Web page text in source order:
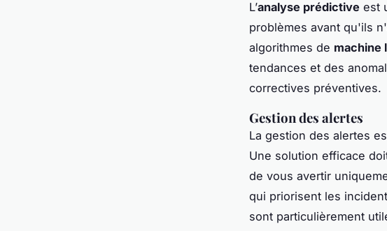
L’analyse prédictive est
problèmes avant qu'ils
algorithmes de machine
tendances et des
correctives préventives.
Gestion des alertes
La gestion des alertes
Une solution efficace
de vous avertir
qui priorisent les
sont particulièrement